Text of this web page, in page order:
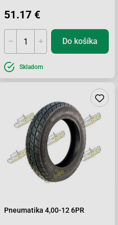
51.17 €
Do košíka
Skladom
Pneumatika 4,00-12 6PR